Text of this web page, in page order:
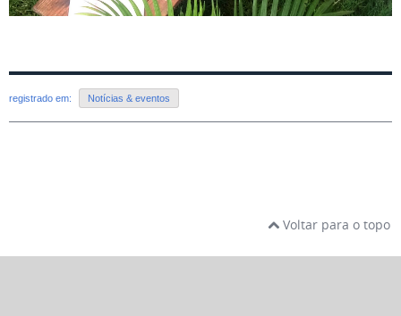
registrado em: Notícias & eventos
Voltar para o topo